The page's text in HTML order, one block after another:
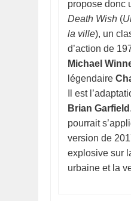
propose donc
Death Wish (
la ville), un
d’action de
Michael
légendaire
Il est
Brian Garfield
pourrait
version de
explosive sur
urbaine et la